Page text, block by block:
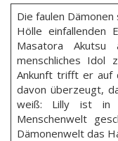
Die faulen
Hölle einfallenden
Masatora
menschliches Idol
Ankunft trifft er auf
davon überzeugt,
weiß: Lilly ist in
Menschenwelt
Dämonenwelt das